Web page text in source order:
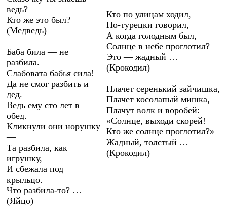
ведь?
Кто же это был?
(Медведь)
Баба била — не
разбила.
Слабовата бабья сила!
Да не смог разбить и
дед.
Ведь ему сто лет в
обед.
Кликнули они норушку
—
Та разбила, как
игрушку,
И сбежала под
крыльцо.
Что разбила-то? …
(Яйцо)
Кто по улицам ходил,
По-турецки говорил,
А когда голодным был,
Солнце в небе проглотил?
Это — жадный …
(Крокодил)
Плачет серенький зайчишка,
Плачет косолапый мишка,
Плачут волк и воробей:
«Солнце, выходи скорей!
Кто же солнце проглотил?»
Жадный, толстый …
(Крокодил)